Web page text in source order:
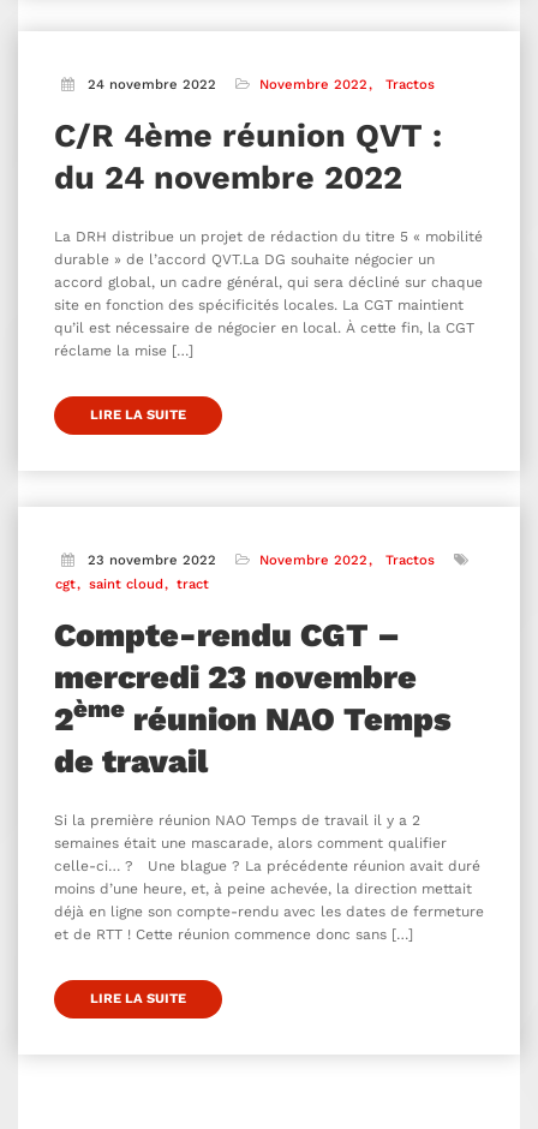
24 novembre 2022 Novembre 2022 Tractos
C/R 4ème réunion QVT :
du 24 novembre 2022
La DRH distribue un projet de rédaction du titre 5 « mobilité
durable » de l’accord QVT.La DG souhaite négocier un
accord global, un cadre général, qui sera décliné sur chaque
site en fonction des spécificités locales. La CGT maintient
qu’il est nécessaire de négocier en local. À cette fin, la CGT
réclame la mise […]
LIRE LA SUITE
23 novembre 2022 Novembre 2022
Tractos
cgt
saint cloud tract
Compte-rendu CGT –
mercredi 23 novembre
2ème réunion NAO Temps
de travail
Si la première réunion NAO Temps de travail il y a 2
semaines était une mascarade, alors comment qualifier
celle-ci… ? Une blague ? La précédente réunion avait duré
moins d’une heure, et, à peine achevée, la direction mettait
déjà en ligne son compte-rendu avec les dates de fermeture
et de RTT ! Cette réunion commence donc sans […]
LIRE LA SUITE